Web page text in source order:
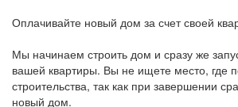
Оплачивайте новый дом за счет своей
Мы начинаем строить дом и сразу же
вашей квартиры. Вы не ищете место, где
строительства, так как при завершении
новый дом.